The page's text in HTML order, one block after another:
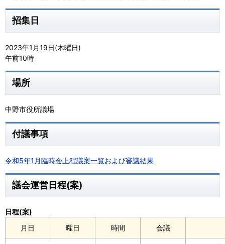
招集日
2023年1月19日(木曜日)
午前10時
場所
中野市役所議場
付議事項
令和5年1月臨時会上程議案一覧および審議結果
議会運営日程(案)
月日 曜日 時間 会議
日程(案)